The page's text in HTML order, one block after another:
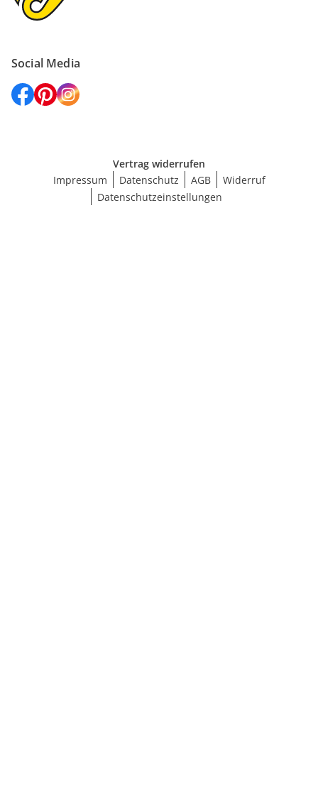
Social Media
Vertrag widerrufen
Impressum
Datenschutz AGB
Widerruf
Datenschutzeinstellungen